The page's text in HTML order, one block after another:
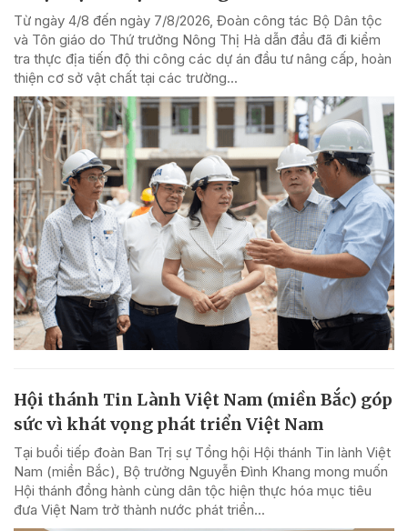
Từ ngày 4/8 đến ngày 7/8/2026, Đoàn công tác Bộ Dân tộc
và Tôn giáo do Thứ trưởng Nông Thị Hà dẫn đầu đã đi kiểm
tra thực địa tiến độ thi công các dự án đầu tư nâng cấp, hoàn
thiện cơ sở vật chất tại các trường...
Hội thánh Tin Lành Việt Nam (miền Bắc) góp
sức vì khát vọng phát triển Việt Nam
Tại buổi tiếp đoàn Ban Trị sự Tổng hội Hội thánh Tin lành Việt
Nam (miền Bắc), Bộ trưởng Nguyễn Đình Khang mong muốn
Hội thánh đồng hành cùng dân tộc hiện thực hóa mục tiêu
đưa Việt Nam trở thành nước phát triển...